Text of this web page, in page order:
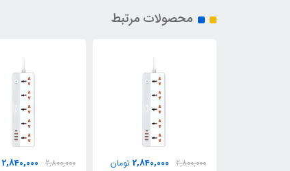
محصولات مرتبط
2,800,000
2,840,000 تومان
2,800,000
2,840,000